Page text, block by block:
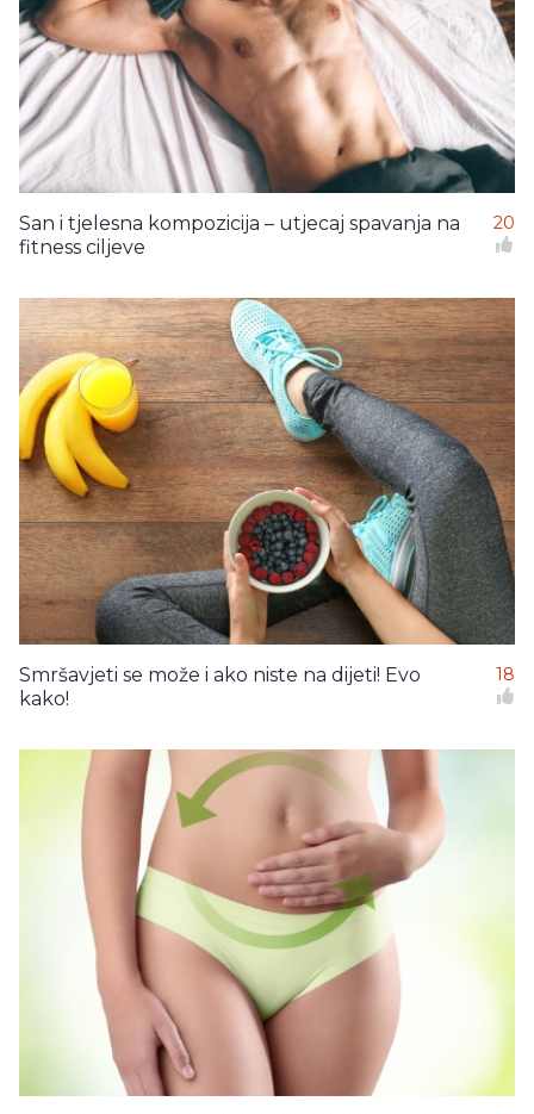
San i tjelesna kompozicija – utjecaj spavanja na
fitness ciljeve
20
Smršavjeti se može i ako niste na dijeti! Evo
kako!
18